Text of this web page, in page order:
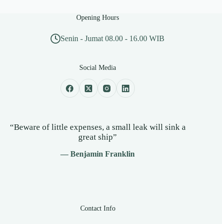
Opening Hours
Senin - Jumat 08.00 - 16.00 WIB
Social Media
“Beware of little expenses, a small leak will sink a
great ship”
— Benjamin Franklin
Contact Info